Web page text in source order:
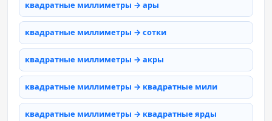
квадратные миллиметры → ары
квадратные миллиметры → сотки
квадратные миллиметры → акры
квадратные миллиметры → квадратные мили
квадратные миллиметры → квадратные ярды